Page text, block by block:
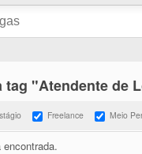
tag "Atendente de
Freelance Meio
encontrada.